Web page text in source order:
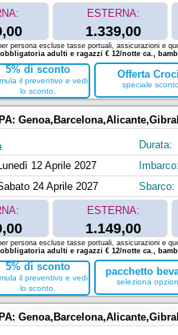
ESTERNA:
1.339,00
5% di sconto
il preventivo e vedi
lo sconto.
Offerta
speciale
persona escluse tasse portuali, assicurazioni e
adulti e ragazzi € 12/notte ca.,
12 Aprile 2027
24 Aprile 2027
Durata:
Imbarco:
Sbarco:
ESTERNA:
1.149,00
5% di sconto
il preventivo e vedi
lo sconto.
pacchetto
seleziona
persona escluse tasse portuali, assicurazioni e
adulti e ragazzi € 12/notte ca.,